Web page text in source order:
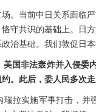
。当前中日关系面临
守共识的基础上。日
治基础。我们敦促日
国非法轰炸并入侵
。此后，委人民多次
拉实施军事打击，